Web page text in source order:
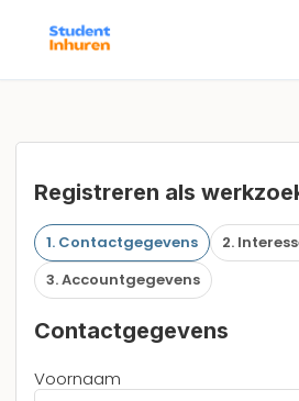
Registreren als
1. Contactgegevens
2.
3. Accountgegevens
Contactgegevens
Voornaam